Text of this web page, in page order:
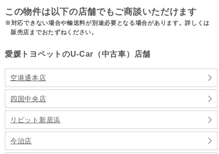
この物件は以下の店舗でもご商談いただけます
対応できない場合や輸送料が別途必要となる場合があります。詳しくは
販売店までおたずねください。
愛媛トヨペットのU-Car（中古車）店舗
空港通本店
四国中央店
リピット新居浜
今治店